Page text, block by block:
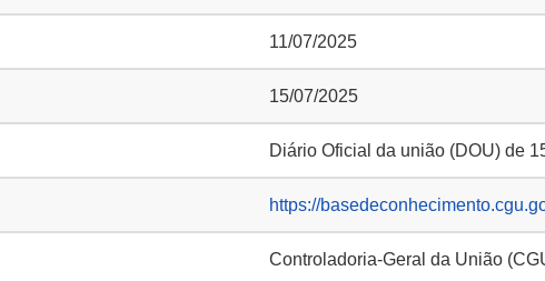
11/07/2025
15/07/2025
Diário Oficial da união (DOU) de
https://
Controladoria-Geral da União